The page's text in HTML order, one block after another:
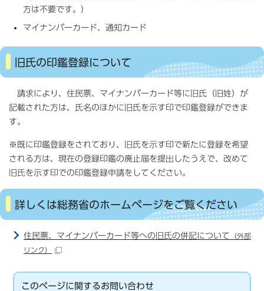
方は不要です。）
マイナンバーカード、通知カード
旧氏の印鑑登録について
請求により、住民票、マイナンバーカード等に旧氏（旧姓）が
記載された方は、氏名のほかに旧氏を示す印で印鑑登録ができま
す。
※既に印鑑登録をされており、旧氏を示す印で新たに登録を希望
される方は、現在の登録印鑑の廃止届を提出したうえで、改めて
旧氏を示す印での印鑑登録申請をしてください。
詳しくは総務省のホームページをご覧ください
住民票、マイナンバーカード等への旧氏の併記について （外部
リンク）
このページに関するお問い合わせ